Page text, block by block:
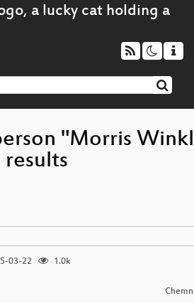
"Morris
03-22
1.0k